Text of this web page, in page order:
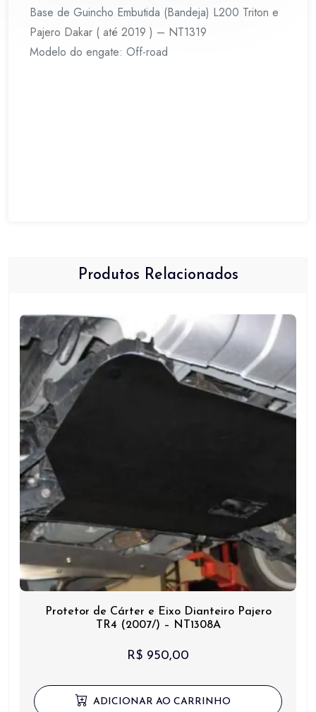
2019
)
-
Base de Guincho Embutida (Bandeja) L200 Triton e
Pajero Dakar ( até 2019 ) – NT1319
Modelo do engate: Off-road
Produtos Relacionados
Protetor de Cárter e Eixo Dianteiro Pajero
TR4 (2007/) – NT1308A
R$ 950,00
ADICIONAR AO CARRINHO